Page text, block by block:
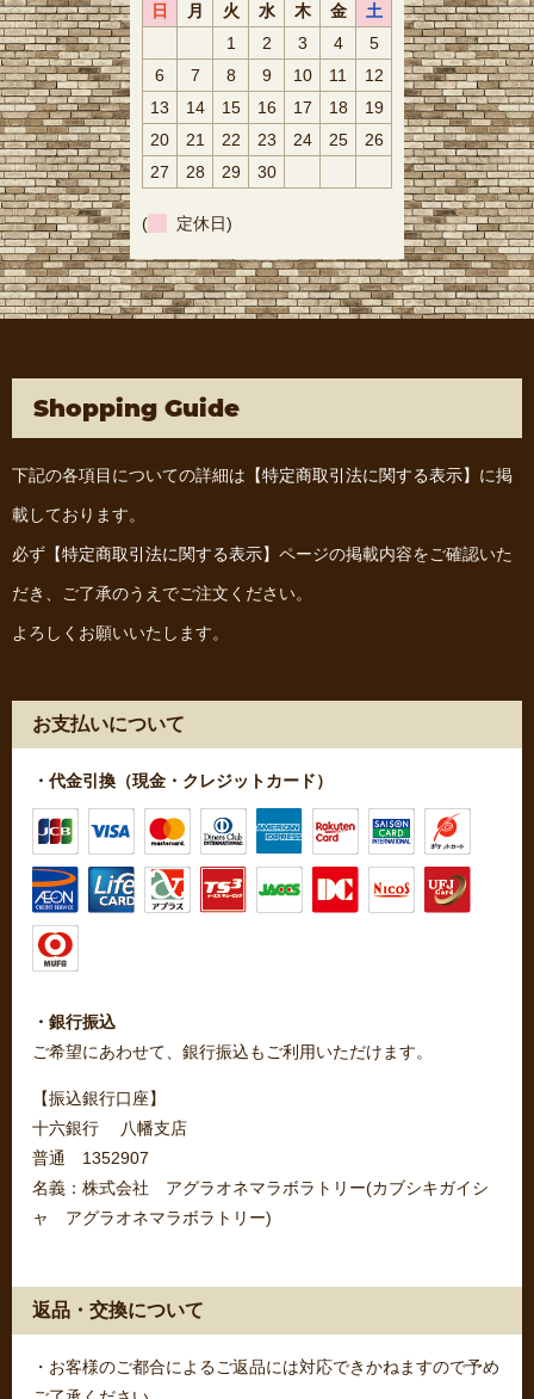
日 月 火 水 木 金
土
1
2 3 4
5
6
7 8 9 10 11
12
13
14 15 16 17 18
19
20
21 22 23 24 25
26
27
28 29 30
( 定休日)
Shopping Guide
下記の各項目についての詳細は 【特定商取引法に関する表示】 に掲
載しております。
必ず 【特定商取引法に関する表示】 ページの掲載内容をご確認いた
だき、ご了承のうえでご注文ください。
よろしくお願いいたします。
お支払いについて
・代金引換（現金・クレジットカード）
・銀行振込
ご希望にあわせて、銀行振込もご利用いただけます。
【振込銀行口座】
十六銀行 八幡支店
普通 1352907
名義：株式会社 アグラオネマラボラトリー(カブシキガイシ
ャ アグラオネマラボラトリー)
返品・交換について
・お客様のご都合によるご返品には対応できかねますので予め